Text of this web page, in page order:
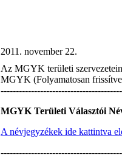
2011. november 22.
Az MGYK területi
MGYK (Folyamatosan
MGYK Területi Választói
A névjegyzékek ide kattintva